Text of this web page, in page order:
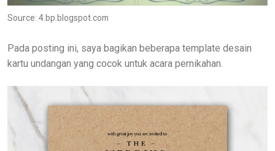
Source: 4.bp.blogspot.com
Pada posting ini, saya bagikan beberapa template desain
kartu undangan yang cocok untuk acara pernikahan.